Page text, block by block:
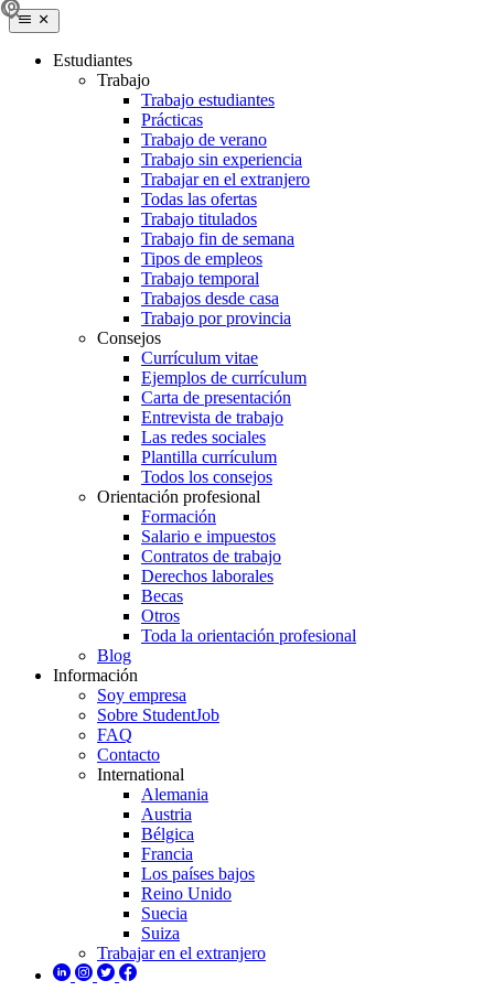
Estudiantes
Trabajo
Trabajo estudiantes
Prácticas
Trabajo de verano
Trabajo sin experiencia
Trabajar en el extranjero
Todas las ofertas
Trabajo titulados
Trabajo fin de semana
Tipos de empleos
Trabajo temporal
Trabajos desde casa
Trabajo por provincia
Consejos
Currículum vitae
Ejemplos de currículum
Carta de presentación
Entrevista de trabajo
Las redes sociales
Plantilla currículum
Todos los consejos
Orientación profesional
Formación
Salario e impuestos
Contratos de trabajo
Derechos laborales
Becas
Otros
Toda la orientación profesional
Blog
Información
Soy empresa
Sobre StudentJob
FAQ
Contacto
International
Alemania
Austria
Bélgica
Francia
Los países bajos
Reino Unido
Suecia
Suiza
Trabajar en el extranjero